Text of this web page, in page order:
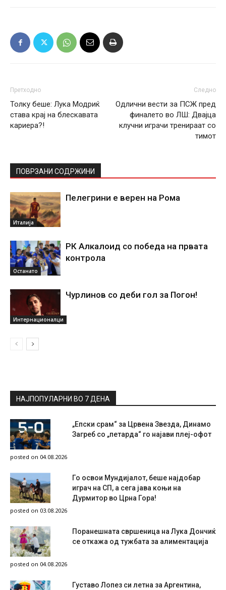
Претходно
Толку беше: Лука Модриќ
става крај на блескавата
кариера?!
Следно
Одлични вести за ПСЖ пред
финалето во ЛШ: Двајца
клучни играчи тренираат со
тимот
ПОВРЗАНИ СОДРЖИНИ
Италија
Пелегрини е верен на Рома
Останато
РК Алкалоид со победа на првата
контрола
Интернационалци
Чурлинов со деби гол за Погон!
НАЈПОПУЛАРНИ ВО 7 ДЕНА
„Епски срам“ за Црвена Звезда, Динамо
Загреб со „петарда“ го најави плеј-офот
posted on 04.08.2026
Го освои Мундијалот, беше најдобар
играч на СП, а сега јава коњи на
Дурмитор во Црна Гора!
posted on 03.08.2026
Поранешната свршеница на Лука Дончиќ
се откажа од тужбата за алиментација
posted on 04.08.2026
Густаво Лопез си летна за Аргентина,